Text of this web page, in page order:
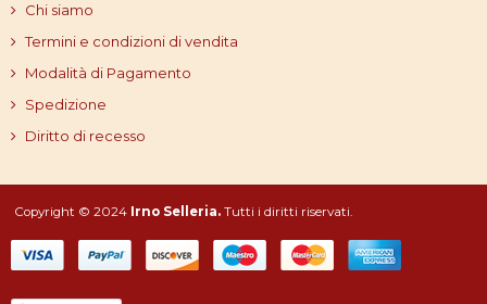
Chi siamo
Termini e condizioni di vendita
Modalità di Pagamento
Spedizione
Diritto di recesso
Copyright © 2024 Irno Selleria. Tutti i diritti riservati.